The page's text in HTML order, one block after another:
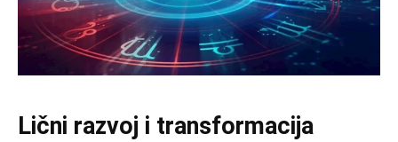
Lični razvoj i transformacija